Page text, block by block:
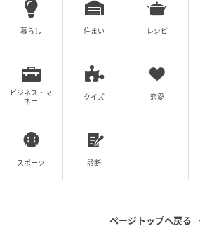
暮らし 住まい レシピ
ビジネス・マ
ネー
クイズ 恋愛
スポーツ 診断
ページトップへ戻る